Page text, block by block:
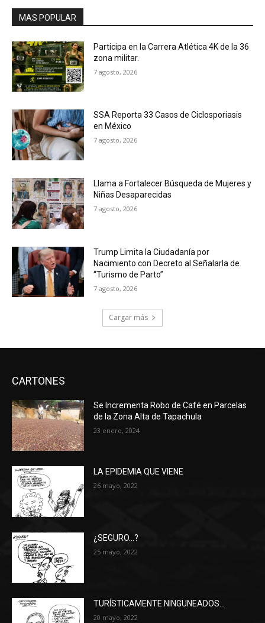
MAS POPULAR
Participa en la Carrera Atlética 4K de la 36
zona militar.
7 agosto, 2026
SSA Reporta 33 Casos de Ciclosporiasis
en México
7 agosto, 2026
Llama a Fortalecer Búsqueda de Mujeres y
Niñas Desaparecidas
7 agosto, 2026
Trump Limita la Ciudadanía por
Nacimiento con Decreto al Señalarla de
“Turismo de Parto”
7 agosto, 2026
Cargar más
CARTONES
Se Incrementa Robo de Café en Parcelas
de la Zona Alta de Tapachula
23 enero, 2024
LA EPIDEMIA QUE VIENE
26 mayo, 2022
¿SEGURO…?
25 mayo, 2022
TURÍSTICAMENTE NINGUNEADOS…
20 mayo, 2022